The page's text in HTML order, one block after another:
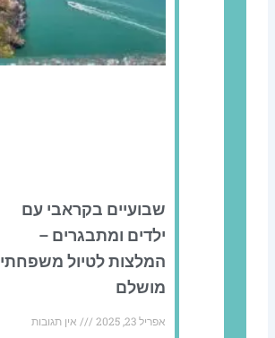
שבועיים בקראבי עם
ילדים ומתבגרים –
המלצות לטיול משפחתי
מושלם
אפריל 23, 2025 אין תגובות